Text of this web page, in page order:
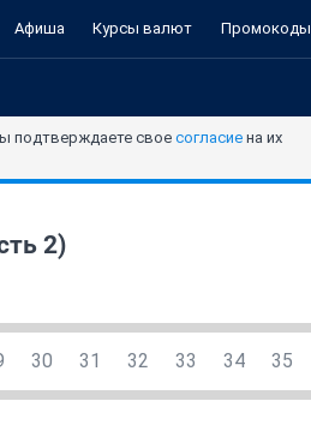
Афиша Курсы валют Промокоды
подтверждаете свое согласие на их
2)
30 31 32 33 34 35